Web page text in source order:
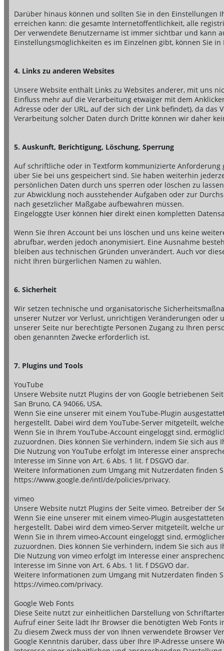
Darüber hinaus können und sollten Sie in den Einstellungen
erreichen kann: die gesamte Internetöffentlichkeit, alle
Der verwendete Benutzername ist immer sichtbar und kann
Einstellungsmöglichkeiten es im Einzelnen gibt, können Sie
4. Links zu anderen Websites
Unsere Website enthält Links zu Websites anderer, mit uns
Einfluss mehr auf die Verarbeitung etwaiger mit dem
Adresse oder der URL, auf der sich der Link befindet), da
Verarbeitung solcher Daten durch Dritte können wir daher
5. Auskunft, Berichtigung, Löschung, Sperrung
Auf schriftliche oder in Textform kommunizierte
über Sie bei uns gespeichert sind. Sie haben weiterhin
persönlichen Daten durch uns sperren oder löschen zu
zur Abwicklung noch ausstehender Aufgaben oder zur
nach gesetzlicher Maßgabe aufbewahren müssen.
Eingeloggte User können hier direkt einen kompletten
Wenn Sie Ihren Account bei uns löschen und uns keine
abrufbar, werden jedoch anonymisiert. Eine Ausnahme
bleiben aus technischen Gründen unverändert. Auch vor
nicht Ihren bürgerlichen Namen zu wählen.
6. Sicherheit
Wir setzen technische und organisatorische
unserer Nutzer vor Verlust, unrichtigen Veränderungen
unserer Seite nur berechtigte Personen Zugang zu Ihren
oben genannten Zwecke erforderlich ist.
7. Plugins und Tools
YouTube
Unsere Website nutzt Plugins der von Google betriebenen
San Bruno, CA 94066, USA.
Wenn Sie eine unserer mit einem YouTube-Plugin
hergestellt. Dabei wird dem YouTube-Server mitgeteilt,
Wenn Sie in Ihrem YouTube-Account eingeloggt sind,
zuzuordnen. Dies können Sie verhindern, indem Sie sich aus
Die Nutzung von YouTube erfolgt im Interesse einer
Interesse im Sinne von Art. 6 Abs. 1 lit. f DSGVO dar.
Weitere Informationen zum Umgang mit Nutzerdaten finden
https://www.google.de/intl/de/policies/privacy.
vimeo
Unsere Website nutzt Plugins der Seite vimeo. Betreiber der
Wenn Sie eine unserer mit einem vimeo-Plugin
hergestellt. Dabei wird dem vimeo-Server mitgeteilt, welche
Wenn Sie in Ihrem vimeo-Account eingeloggt sind,
zuzuordnen. Dies können Sie verhindern, indem Sie sich aus
Die Nutzung von vimeo erfolgt im Interesse einer
Interesse im Sinne von Art. 6 Abs. 1 lit. f DSGVO dar.
Weitere Informationen zum Umgang mit Nutzerdaten finden
https://vimeo.com/privacy.
Google Web Fonts
Diese Seite nutzt zur einheitlichen Darstellung von
Aufruf einer Seite lädt Ihr Browser die benötigten Web Fonts
Zu diesem Zweck muss der von Ihnen verwendete Browser
Google Kenntnis darüber, dass über Ihre IP-Adresse unsere